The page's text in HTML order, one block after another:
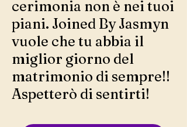
cerimonia non è nei tuoi
piani. Joined By Jasmyn
vuole che tu abbia il
miglior giorno del
matrimonio di sempre!!
Aspetterò di sentirti!